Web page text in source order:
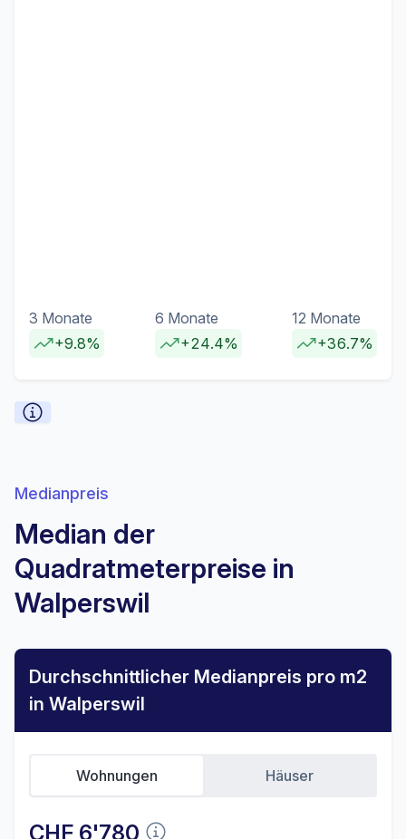
3 Monate
+9.8%
6 Monate
+24.4%
12 Monate
+36.7%
Medianpreis
Median der
Quadratmeterpreise in
Walperswil
Durchschnittlicher Medianpreis pro m2
in Walperswil
CHF 6'780
Wohnungen Häuser